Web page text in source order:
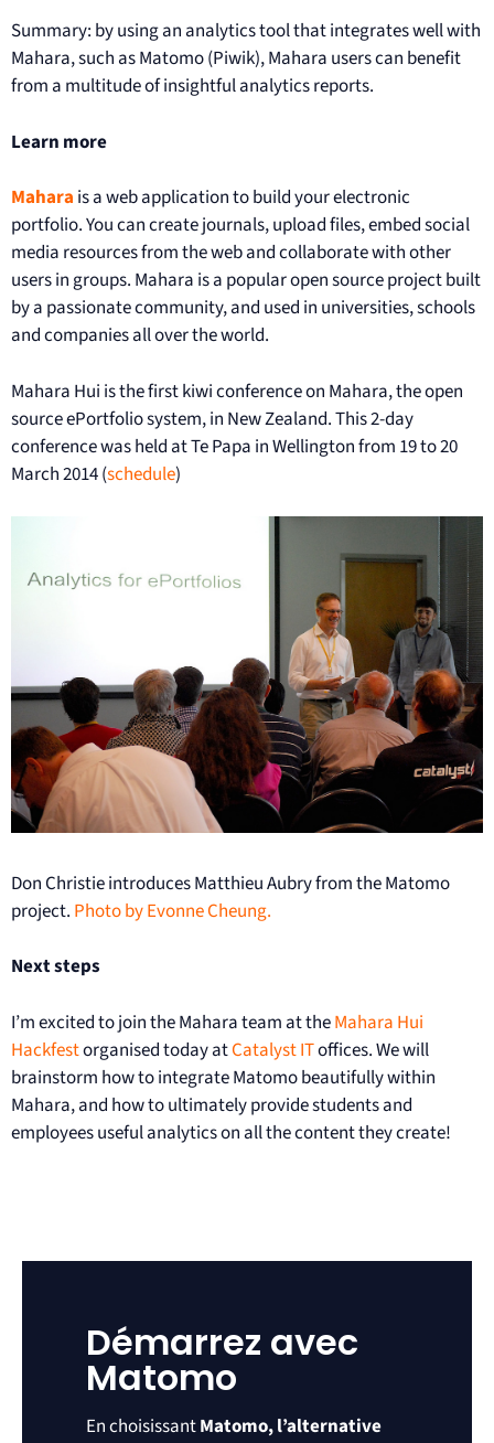
Summary: by using an analytics tool that integrates well with
Mahara, such as Matomo (Piwik), Mahara users can benefit
from a multitude of insightful analytics reports.
Learn more
Mahara is a web application to build your electronic
portfolio. You can create journals, upload files, embed social
media resources from the web and collaborate with other
users in groups. Mahara is a popular open source project built
by a passionate community, and used in universities, schools
and companies all over the world.
Mahara Hui is the first kiwi conference on Mahara, the open
source ePortfolio system, in New Zealand. This 2-day
conference was held at Te Papa in Wellington from 19 to 20
March 2014 (schedule)
Don Christie introduces Matthieu Aubry from the Matomo
project. Photo by Evonne Cheung.
Next steps
I’m excited to join the Mahara team at theMahara Hui
Hackfestorganised today atCatalyst IToffices. We will
brainstorm how to integrate Matomo beautifully within
Mahara, and how to ultimately provide students and
employees useful analytics on all the content they create!
Démarrez avec
Matomo
En choisissantMatomo, l’alternative